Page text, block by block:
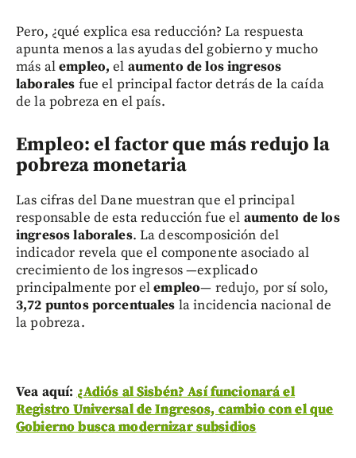
Pero, ¿qué explica esa reducción? La respuesta
apunta menos a las ayudas del gobierno y mucho
más alempleo, el aumento de los ingresos
laborales fue el principal factor detrás de la caída
de la pobreza en el país.
Empleo: el factor que más redujo la
pobreza monetaria
Las cifras del Dane muestran que el principal
responsable de esta reducción fue el aumento de los
ingresos laborales. La descomposición del
indicador revela que el componente asociado al
crecimiento de los ingresos —explicado
principalmente por elempleo— redujo, por sí solo,
3,72 puntos porcentuales la incidencia nacional de
la pobreza.
Vea aquí: ¿Adiós al Sisbén? Así funcionará el
Registro Universal de Ingresos, cambio con el que
Gobierno busca modernizar subsidios